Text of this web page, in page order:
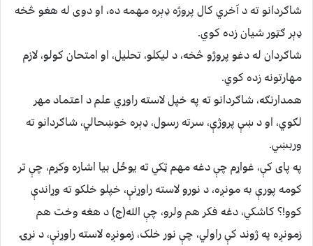
شاګردانو ته د آخري کال پروژه ډېره مهمه ده، او دوی له هغو څخه
ډېر ګټور شیان زده کوي.
شاګردان له دغو پروژو څخه، د لیکلو، تحلیل، او امتحان کولو، لازم
مهارتونه زده کوي.
همدارنګه، شاګردانو ته په خپل لاسته راوړي علم د اعتماد مهر
لګوي، او د ښې پروژې، سرته رسول، ډېره خوښحالي، شاګردانو ته
وربښي.
په پای کې، غواړم چې دغه مهم ټکي ته یوځل بیا اشاره وکړم، چې تر
کومه پورې به مونږه، د نورو لاسته راوړنې، خپلو خلکو ته وړاندې
کوو!؟ کاشکي، دغه فکر هم ولرو، چې الله(ج) د هغه وخت هم
زمونږه په ژوند کې راولي، چې نور خلک، زمونږه لاسته راوړنې، د نړۍ